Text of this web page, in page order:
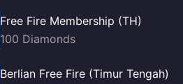
Free Fire Membership (TH)
100 Diamonds
Berlian Free Fire (Timur Tengah)